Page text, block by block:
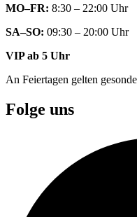
MO–FR: 8:30 – 22:00 Uhr
SA–SO: 09:30 – 20:00 Uhr
VIP ab 5 Uhr
An Feiertagen gelten
Folge uns